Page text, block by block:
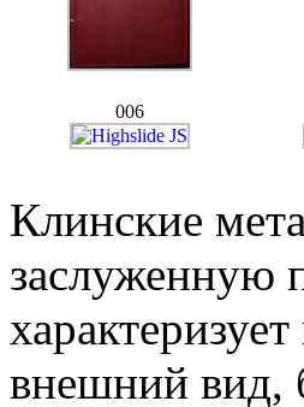
006
Клинские
заслуженную
внешний вид,